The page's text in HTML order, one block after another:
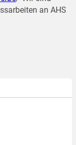
an AHS